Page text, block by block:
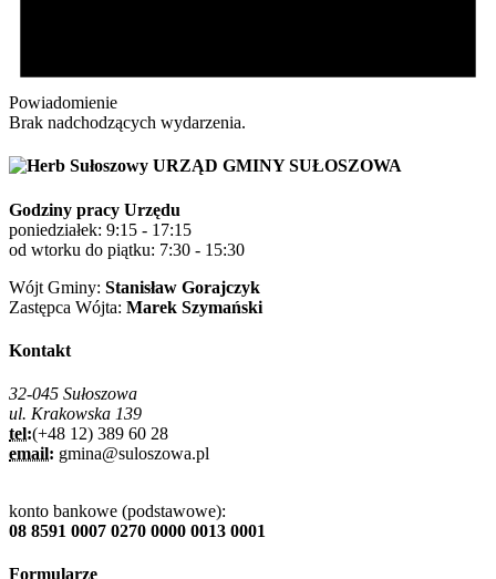
Powiadomienie
Brak nadchodzących wydarzenia.
URZĄD GMINY SUŁOSZOWA
Godziny pracy Urzędu
poniedziałek: 9:15 - 17:15
od wtorku do piątku: 7:30 - 15:30
Wójt Gminy: Stanisław Gorajczyk
Zastępca Wójta: Marek Szymański
Kontakt
32-045 Sułoszowa
ul. Krakowska 139
tel:(+48 12) 389 60 28
email: gmina@suloszowa.pl
konto bankowe (podstawowe):
08 8591 0007 0270 0000 0013 0001
Formularze